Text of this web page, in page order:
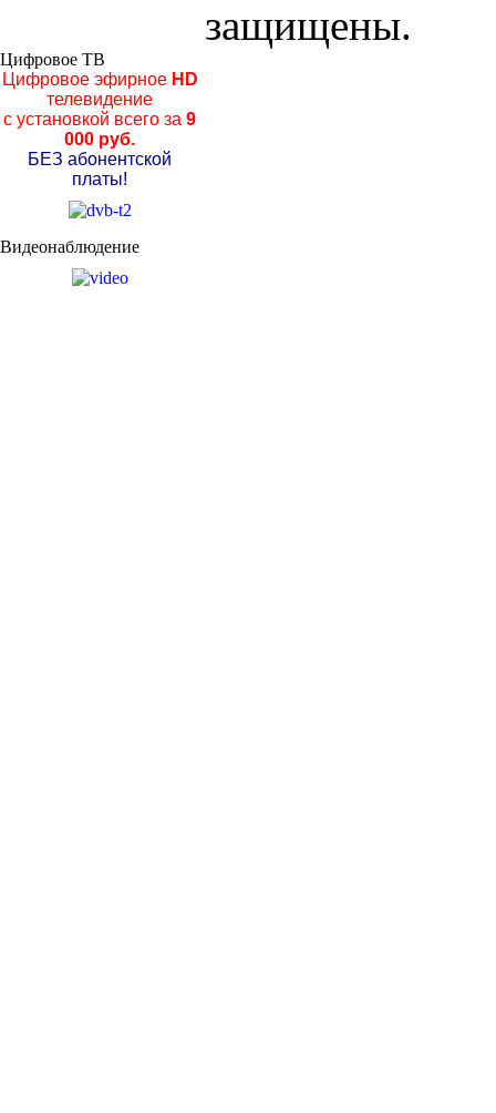
защищены.
Цифровое ТВ
Цифровое эфирноеHD
телевидение
с установкой всего за 9
000 руб.
БЕЗ абонентской
платы!
Видеонаблюдение